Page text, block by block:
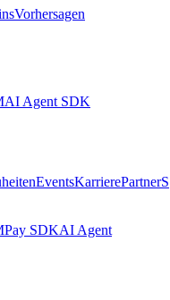
Vorhersagen
AI Agent SDK
EventsKarrierePartnerS
Pay SDKAI Agent